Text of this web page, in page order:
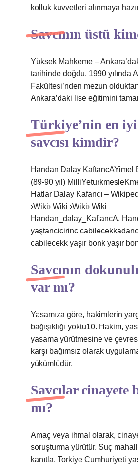
kolluk kuvvetleri alınmaya
Savcının üstü
Yüksek Mahkeme –
tarihinde doğdu. 1990 yılında
Fakültesi’nden mezun
Ankara’daki lise eğitimini
Türkiye’nin en iyi
savcısı kimdir?
Handan Dalay KaftancAYimel
(89-90 yıl)
Hatlar Dalay Kafancı –
›Wiki› Wiki ›Wiki› Wiki
Handan_dalay_KaftancA,
cabilecekk yaşır bonk yaşır
Savcının
var mı?
Yasamıza göre, hakimlerin
bağışıklığı yoktu10. Hakim,
yasama yürütmesine ve
karşı bağımsız olarak
yükümlüdür.
Savcılar cinayete
mı?
Amaç veya ihmal olarak,
soruşturma yürütür. Suç
kanıtla. Torkiye Cumhuriyeti